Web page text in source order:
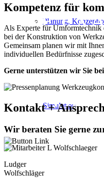
Planung,
Simulation
EINE
BASIS
Kompetenz für
Als Experte für Umformtechnik
bei der Konstruktion von
Gemeinsam planen wir mit
individuellen Bedürfnisse
Gerne unterstützen wir Sie
Kontakt +
Wir beraten Sie gerne
Ludger
Wolfschläger